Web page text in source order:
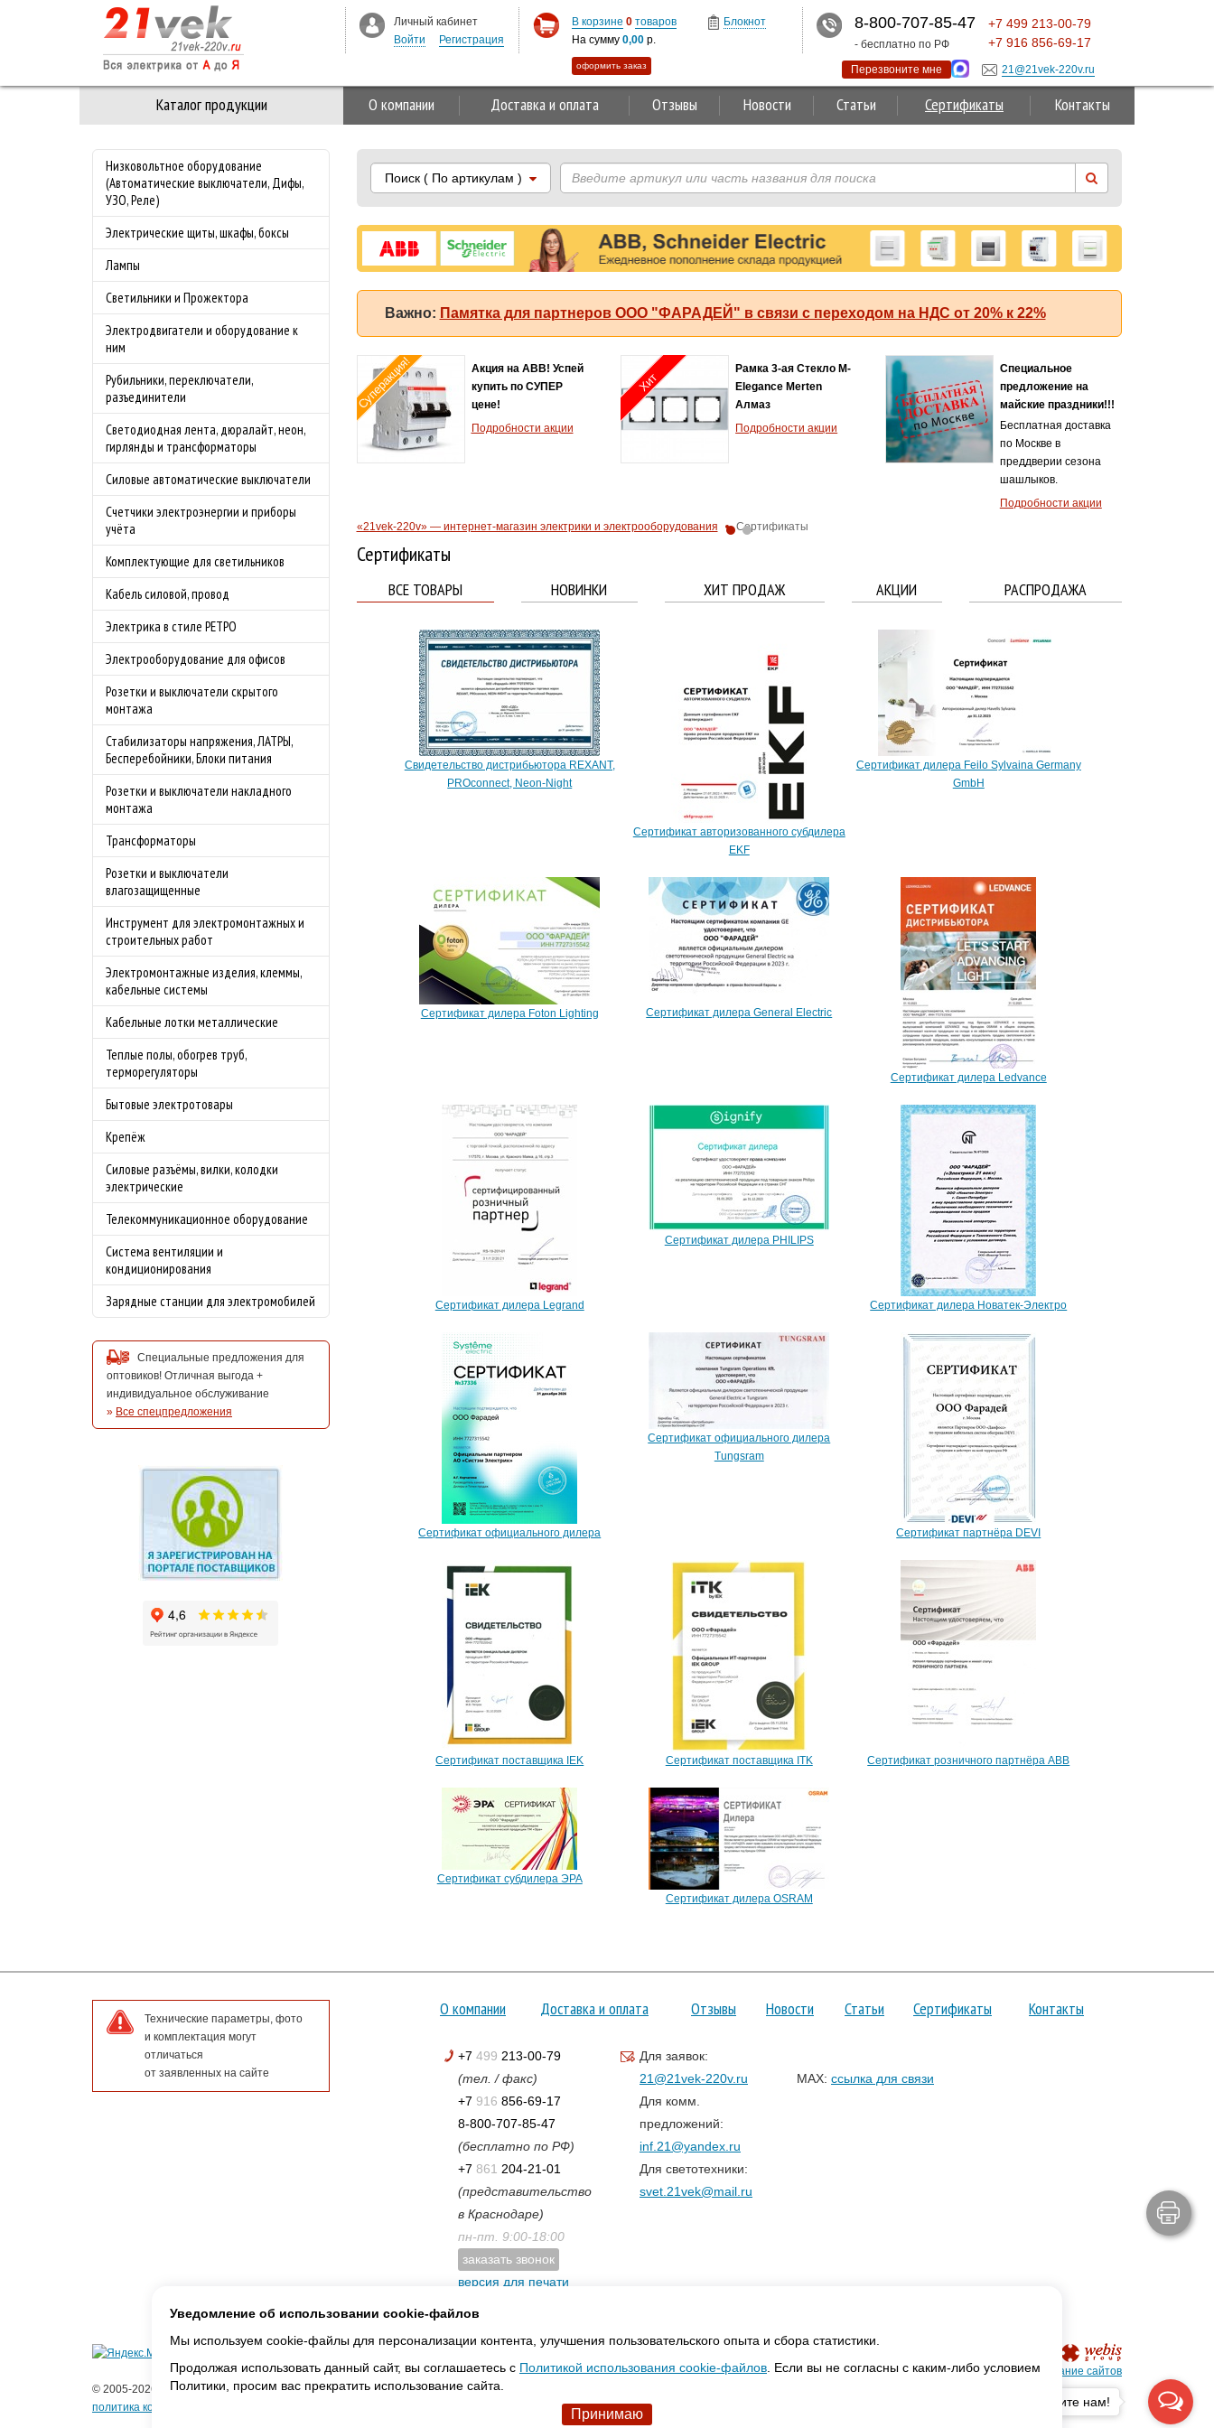
Каталог продукции О компании Доставка и оплата Отзывы Новости Статьи Сертификаты Контакты
Низковольтное оборудование
(Автоматические выключатели, Дифы,
УЗО, Реле)
Электрические щиты, шкафы, боксы
Лампы
Светильники и Прожектора
Электродвигатели и оборудование к
ним
Рубильники, переключатели,
разъединители
Светодиодная лента, дюралайт, неон,
гирлянды и трансформаторы
Силовые автоматические выключатели
Счетчики электроэнергии и приборы
учёта
Комплектующие для светильников
Кабель силовой, провод
Электрика в стиле РЕТРО
Электрооборудование для офисов
Розетки и выключатели скрытого
монтажа
Стабилизаторы напряжения, ЛАТРЫ,
Бесперебойники, Блоки питания
Розетки и выключатели накладного
монтажа
Трансформаторы
Розетки и выключатели
влагозащищенные
Инструмент для электромонтажных и
строительных работ
Электромонтажные изделия, клеммы,
кабельные системы
Кабельные лотки металлические
Теплые полы, обогрев труб,
терморегуляторы
Бытовые электротовары
Крепёж
Силовые разъёмы, вилки, колодки
электрические
Телекоммуникационное оборудование
Система вентиляции и
кондиционирования
Зарядные станции для электромобилей
Специальные предложения для
оптовиков! Отличная выгода +
индивидуальное обслуживание
» Все спецпредложения
Поиск( По артикулам )
Важно: Памятка для партнеров ООО "ФАРАДЕЙ" в связи с переходом на НДС от 20% к 22%
Суперакция!
Акция на ABB! Успей
купить по СУПЕР
цене!
Подробности акции
Хит
Рамка 3-ая Стекло M-
Elegance Merten
Алмаз
Подробности акции
Специальное
предложение на
майские праздники!!!
Бесплатная доставка
по Москве в
преддверии сезона
шашлыков.
Подробности акции
«21vek-220v» — интернет-магазин электрики и электрооборудования Сертификаты
Сертификаты
ВСЕ ТОВАРЫ НОВИНКИ ХИТ ПРОДАЖ АКЦИИ РАСПРОДАЖА
Свидетельство дистрибьютора REXANT,
PROconnect, Neon-Night
Сертификат авторизованного субдилера
EKF
Сертификат дилера Feilo Sylvaina Germany
GmbH
Сертификат дилера Foton Lighting Сертификат дилера General Electric
Сертификат дилера Ledvance
Сертификат дилера Legrand
Сертификат дилера PHILIPS
Сертификат дилера Новатек-Электро
Сертификат официального дилера
Сертификат официального дилера
Tungsram
Сертификат партнёра DEVI
Сертификат поставщика IEK Сертификат поставщика ITK Сертификат розничного партнёра ABB
Сертификат субдилера ЭРА
Сертификат дилера OSRAM
Технические параметры, фото
и комплектация могут
отличаться
от заявленных на сайте
О компании Доставка и оплата Отзывы Новости Статьи Сертификаты Контакты
+7 499 213-00-79
(тел. / факс)
+7 916 856-69-17
8-800-707-85-47
(бесплатно по РФ)
+7 861 204-21-01
(представительство
в Краснодаре)
пн-пт. 9:00-18:00
заказать звонок
версия для печати
Для заявок:
21@21vek-220v.ru
Для комм.
предложений:
inf.21@yandex.ru
Для светотехники:
svet.21vek@mail.ru
MAX: ссылка для связи
© 2005-2026 ООО «Фарадей»
политика конфиденциальности
Создание сайтов
Уведомление об использовании cookie-файлов
Мы используем cookie-файлы для персонализации контента, улучшения пользовательского опыта и сбора статистики.
Продолжая использовать данный сайт, вы соглашаетесь с Политикой использования cookie-файлов . Если вы не согласны с каким-либо условием
Политики, просим вас прекратить использование сайта.
Принимаю
Личный кабинет
Войти
Регистрация
В корзине 0 товаров
На сумму 0,00 р.
оформить заказ
Блокнот 8-800-707-85-47
- бесплатно по РФ
+7 499 213-00-79
+7 916 856-69-17
Перезвоните мне 21@21vek-220v.ru
Напишите нам!